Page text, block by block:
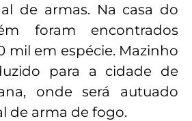
de armas. Na casa do
foram encontrados
mil em espécie. Mazinho
para a cidade de
onde será autuado
de arma de fogo.